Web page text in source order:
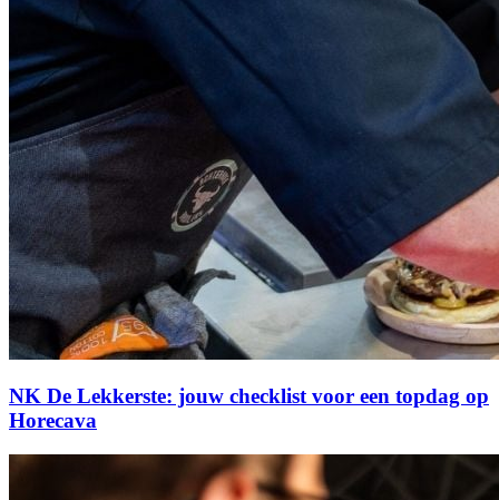
NK De Lekkerste: jouw checklist voor een topdag op
Horecava